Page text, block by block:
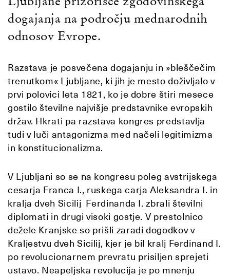
dogajanja na področju mednarodnih
odnosov Evrope.
Razstava je posvečena dogajanju in »bleščečim
trenutkom« Ljubljane, ki jih je mesto doživljalo v
prvi polovici leta 1821, ko je dobre štiri mesece
gostilo številne najvišje predstavnike evropskih
držav. Hkrati pa razstava kongres predstavlja
tudi v luči antagonizma med načeli legitimizma
in konstitucionalizma.
V Ljubljani so se na kongresu poleg avstrijskega
cesarja Franca I., ruskega carja Aleksandra I. in
kralja dveh Sicilij Ferdinanda I. zbrali številni
diplomati in drugi visoki gostje. V prestolnico
dežele Kranjske so prišli zaradi dogodkov v
Kraljestvu dveh Sicilij, kjer je bil kralj Ferdinand I.
po revolucionarnem prevratu prisiljen sprejeti
ustavo. Neapeljska revolucija je po mnenju